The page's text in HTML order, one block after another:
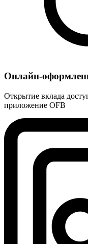
Онлайн-
Открытие вклада
приложение OFB